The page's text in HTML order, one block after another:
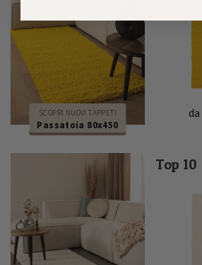
SCOPRI NUOVI TAPPETI
Passatoia 80x450
da
Top 10